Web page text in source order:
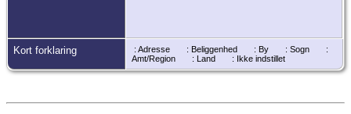
Kort forklaring : Adresse : Beliggenhed : By : Sogn
:
Amt/Region
: Land : Ikke indstillet